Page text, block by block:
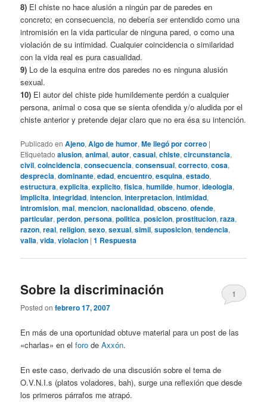
8) El chiste no hace alusión a ningún par de paredes en
concreto; en consecuencia, no debería ser entendido como una
intromisión en la vida particular de ninguna pared, o como una
violación de su intimidad. Cualquier coincidencia o similaridad
con la vida real es pura casualidad.
9) Lo de la esquina entre dos paredes no es ninguna alusión
sexual.
10) El autor del chiste pide humildemente perdón a cualquier
persona, animal o cosa que se sienta ofendida y/o aludida por el
chiste anterior y pretende dejar claro que no era ésa su intención.
Publicado en Ajeno,Algo de humor,Me llegó por correo |
Etiquetado alusion,animal,autor,casual,chiste,circunstancia,
civil,coincidencia,consecuencia,consensual,correcto,cosa,
desprecia,dominante,edad,encuentro,esquina,estado,
estructura,explicita,explicito,fisica,humilde,humor,ideologia,
implicita,integridad,intencion,interpretacion,intimidad,
intromision,mal,mencion,nacionalidad,obsceno,ofende,
particular,perdon,persona,politica,posicion,prostitucion,raza,
razon,real,religion,sexo,sexual,simil,suposicion,tendencia,
valla,vida,violacion |1 Respuesta
Sobre la discriminación
Posted onfebrero 17, 2007
1
En más de una oportunidad obtuve material para un post de las
«charlas» en elforo deAxxón.
En este caso, derivado de una discusión sobre el tema de
O.V.N.I.s (platos voladores, bah), surge una reflexión que desde
los primeros párrafos me atrapó.